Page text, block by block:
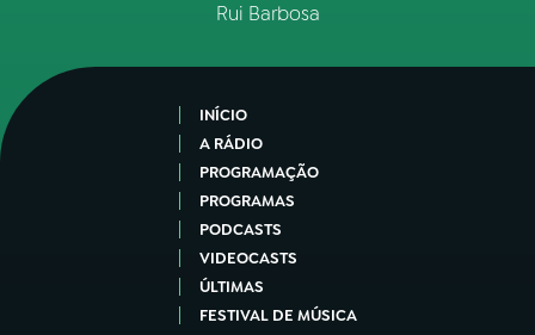
Rui Barbosa
INÍCIO
A RÁDIO
PROGRAMAÇÃO
PROGRAMAS
PODCASTS
VIDEOCASTS
ÚLTIMAS
FESTIVAL DE MÚSICA